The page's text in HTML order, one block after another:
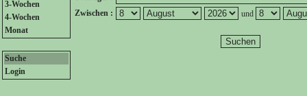
3-Wochen
4-Wochen
Monat
Suche
Login
Zwischen :
und